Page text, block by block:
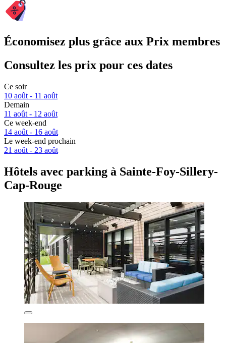
Économisez plus grâce aux Prix membres
Consultez les prix pour ces dates
Ce soir
10 août - 11 août
Demain
11 août - 12 août
Ce week-end
14 août - 16 août
Le week-end prochain
21 août - 23 août
Hôtels avec parking à Sainte-Foy-Sillery-
Cap-Rouge